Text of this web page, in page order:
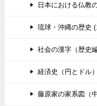
日本における仏教
琉球・沖縄の歴史
社会の漢字（歴史
経済史（円とドル
藤原家の家系図（